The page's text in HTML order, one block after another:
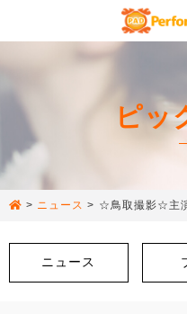
ピッ
> ニュース > ☆鳥取撮影☆主
ニュース